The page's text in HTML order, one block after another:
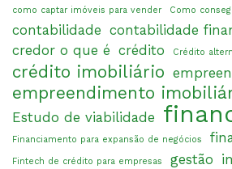
como captar imóveis para vender
Como
contabilidade contabilidade
credor o que é crédito Crédito
crédito imobiliário
empreendimento
Estudo de viabilidade
Financiamento para expansão de negócios
Fintech de crédito para empresas gestão